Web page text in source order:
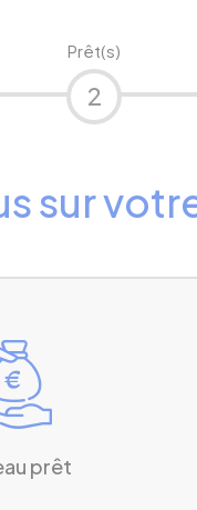
Prêt(s)
2
sur
prêt